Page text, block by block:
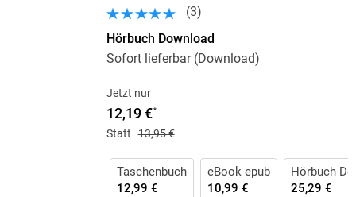
(3)
Hörbuch Download
Sofort lieferbar (Download)
Jetzt nur
12,19 €*
Statt 13,95 €
Taschenbuch
12,99 €
eBook epub
10,99 €
Hörbuch
25,29 €